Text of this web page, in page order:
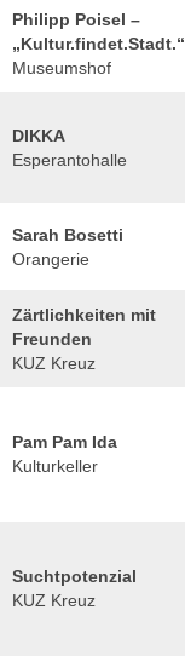
Philipp Poisel –
„Kultur.findet.Stadt.“
Museumshof
DIKKA
Esperantohalle
Sarah Bosetti
Orangerie
Zärtlichkeiten mit
Freunden
KUZ Kreuz
Pam Pam Ida
Kulturkeller
Suchtpotenzial
KUZ Kreuz